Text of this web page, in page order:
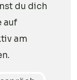
du dich
auf
am